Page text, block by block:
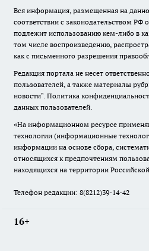
Вся информация, размещенная на
соответствии с законодательством РФ
подлежит использованию кем-либо в
том числе воспроизведению,
как с письменного разрешения
Редакция портала не несет
пользователей, а также материалы
новости". Политика
данных пользователей.
«На информационном ресурсе
технологии (информационные
информации на основе сбора,
относящихся к предпочтениям
находящихся на территории
Телефон редакции: 8(8212)39-14-42
16+